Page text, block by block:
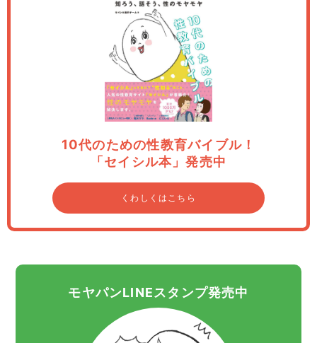
10代のための性教育バイブル！
「セイシル本」発売中
くわしくはこちら
モヤパンLINEスタンプ発売中